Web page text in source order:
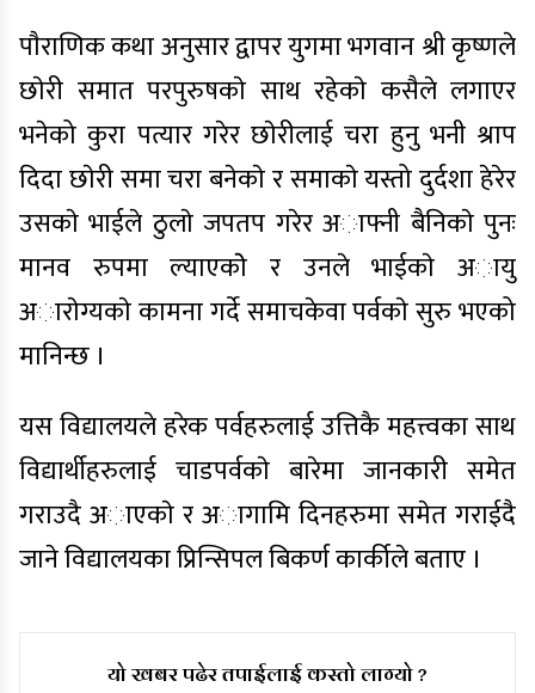
पाैराणिक कथा अनुसार द्वापर युगमा भगवान श्री कृष्णले
छाेरी समात परपुरुषकाे साथ रहेकाे कसैले लगाएर
भनेको कुरा पत्यार गरेर छाेरीलाई चरा हुनु भनी श्राप
दिदा छाेरी समा चरा बनेकाे र समाकाे यस्तो दुर्दशा हेरेर
उसकाे भाईले ठुलाे जपतप गरेर अाफ्नी बैनिकाे पुनः
मानव रुपमा ल्याएकाेे र उनले भाईकाे अायु
अाराेग्यकाे कामना गर्दे समाचकेवा पर्वकाे सुरु भएको
मानिन्छ ।
यस विद्यालयले हरेक पर्वहरुलाई उत्तिकै महत्त्वका साथ
विद्यार्थीहरुलाई चाडपर्वकाे बारेमा जानकारी समेत
गराउदै अाएकाे र अागामि दिनहरुमा समेत गराईदै
जाने विद्यालयका प्रिन्सिपल बिकर्ण कार्कीले बताए ।
यो खबर पढेर तपाईलाई कस्तो लाग्यो ?